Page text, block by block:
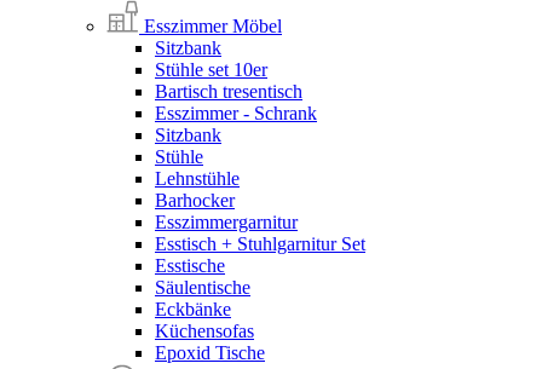
Esszimmer Möbel
Sitzbank
Stühle set 10er
Bartisch tresentisch
Esszimmer - Schrank
Sitzbank
Stühle
Lehnstühle
Barhocker
Esszimmergarnitur
Esstisch + Stuhlgarnitur Set
Esstische
Säulentische
Eckbänke
Küchensofas
Epoxid Tische